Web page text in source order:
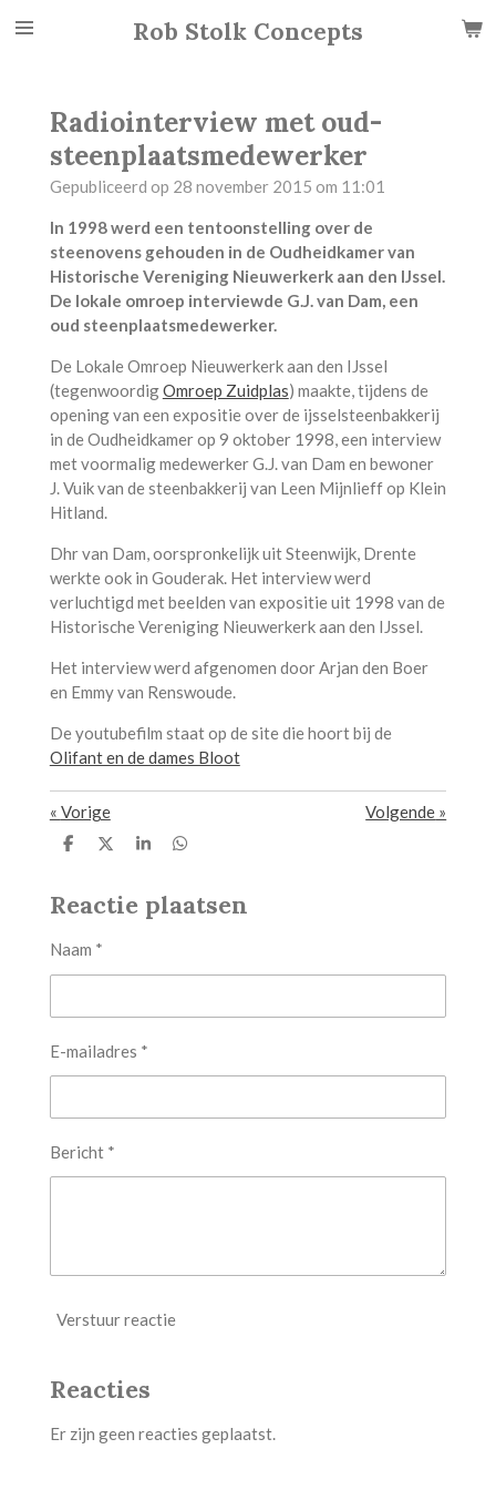
Ga
hoofdinhoud
Rob Stolk Concepts
Radiointerview met oud-
steenplaatsmedewerker
Gepubliceerd op 28 november 2015 om 11:01
In 1998 werd een tentoonstelling over de
steenovens gehouden in de Oudheidkamer van
Historische Vereniging Nieuwerkerk aan den IJssel.
De lokale omroep interviewde G.J. van Dam, een
oud steenplaatsmedewerker.
De Lokale Omroep Nieuwerkerk aan den IJssel
(tegenwoordigOmroep Zuidplas) maakte, tijdens de
opening van een expositie over de ijsselsteenbakkerij
in de Oudheidkamer op 9 oktober 1998, een interview
met voormalig medewerkerG.J. van Dam en bewoner
J. Vuikvan de steenbakkerij van Leen Mijnlieff op Klein
Hitland.
Dhr van Dam, oorspronkelijk uit Steenwijk, Drente
werkte ook in Gouderak. Het interview werd
verluchtigd met beelden van expositie uit 1998 van de
Historische Vereniging Nieuwerkerk aan den IJssel.
Het interview werd afgenomen door Arjan den Boer
en Emmy van Renswoude.
De youtubefilm staat op de site die hoort bij de
Olifant en de dames Bloot
« Vorige Volgende »
D
e
n
D
l
S
r
e
D
e
n
Reactie plaatsen
Naam *
E-mailadres *
Bericht *
Verstuur reactie
Reacties
Er zijn geen reacties geplaatst.